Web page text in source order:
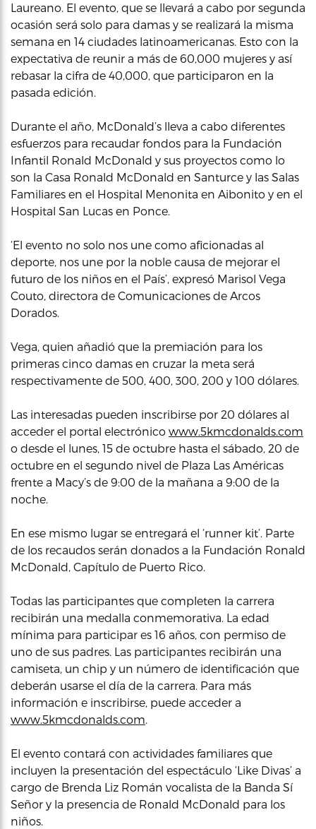
Laureano. El evento, que se llevará a cabo por segunda
ocasión será solo para damas y se realizará la misma
semana en 14 ciudades latinoamericanas. Esto con la
expectativa de reunir a más de 60,000 mujeres y así
rebasar la cifra de 40,000, que participaron en la
pasada edición.
Durante el año, McDonald’s lleva a cabo diferentes
esfuerzos para recaudar fondos para la Fundación
Infantil Ronald McDonald y sus proyectos como lo
son la Casa Ronald McDonald en Santurce y las Salas
Familiares en el Hospital Menonita en Aibonito y en el
Hospital San Lucas en Ponce.
‘El evento no solo nos une como aficionadas al
deporte, nos une por la noble causa de mejorar el
futuro de los niños en el País’, expresó Marisol Vega
Couto, directora de Comunicaciones de Arcos
Dorados.
Vega, quien añadió que la premiación para los
primeras cinco damas en cruzar la meta será
respectivamente de 500, 400, 300, 200 y 100 dólares.
Las interesadas pueden inscribirse por 20 dólares al
acceder el portal electrónico www.5kmcdonalds.com
o desde el lunes, 15 de octubre hasta el sábado, 20 de
octubre en el segundo nivel de Plaza Las Américas
frente a Macy’s de 9:00 de la mañana a 9:00 de la
noche.
En ese mismo lugar se entregará el ‘runner kit’. Parte
de los recaudos serán donados a la Fundación Ronald
McDonald, Capítulo de Puerto Rico.
Todas las participantes que completen la carrera
recibirán una medalla conmemorativa. La edad
mínima para participar es 16 años, con permiso de
uno de sus padres. Las participantes recibirán una
camiseta, un chip y un número de identificación que
deberán usarse el día de la carrera. Para más
información e inscribirse, puede acceder a
www.5kmcdonalds.com.
El evento contará con actividades familiares que
incluyen la presentación del espectáculo ‘Like Divas’ a
cargo de Brenda Liz Román vocalista de la Banda Sí
Señor y la presencia de Ronald McDonald para los
niños.